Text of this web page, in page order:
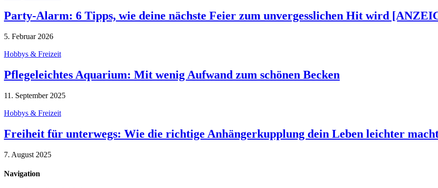
Party-Alarm: 6 Tipps, wie deine nächste Feier zum unvergesslichen Hit wird
5. Februar 2026
Hobbys & Freizeit
Pflegeleichtes Aquarium: Mit wenig Aufwand zum schönen Becken
11. September 2025
Hobbys & Freizeit
Freiheit für unterwegs: Wie die richtige Anhängerkupplung dein Leben leichter
7. August 2025
Navigation